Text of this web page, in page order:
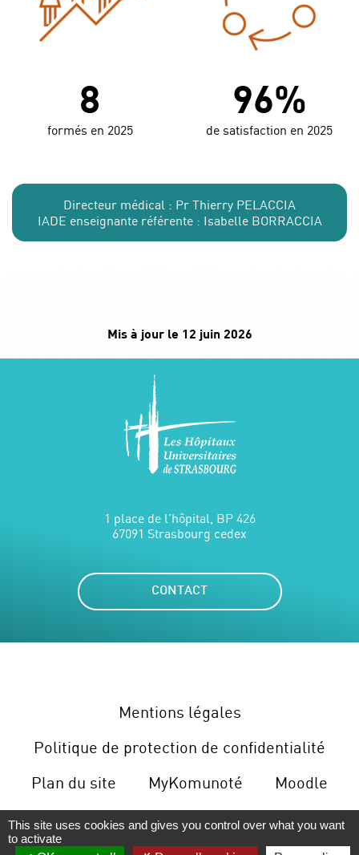
8
formés en 2025
96%
de satisfaction en 2025
Directeur médical : Pr Thierry PELACCIA
IADE enseignante référente : Isabelle BORRACCIA
Mis à jour le 12 juin 2026
1 place de l'hôpital, BP 426
67091 Strasbourg cedex
CONTACT
Mentions légales
Politique de protection de confidentialité
Plan du site
MyKomunoté
Moodle
Gérer le cookies
This site uses cookies and gives you control over what you want
to activate